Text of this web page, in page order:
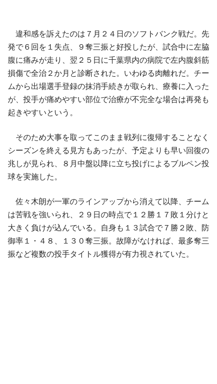
違和感を訴えたのは７月２４日のソフトバンク戦だ。先
発で６回を１失点、９奪三振と好投したが、試合中に左脇
腹に痛みが走り、翌２５日に千葉県内の病院で左内腹斜筋
損傷で全治２か月と診断された。いわゆる肉離れだ。チー
ムから出場選手登録の抹消手続きが取られ、療養に入った
が、投手が痛めやすい部位で治療が不完全な場合は再発も
起きやすいという。
そのため大事を取ってこのまま戦列に復帰することなく
シーズンを終える見方もあったが、予定よりも早い回復の
兆しが見られ、８月中盤以降に立ち投げによるブルペン投
球を実施した。
佐々木朗が一軍のラインアップから消えて以降、チーム
は苦戦を強いられ、２９日の時点で１２勝１７敗１分けと
大きく負けが込んでいる。自身も１３試合で７勝２敗、防
御率１・４８、１３０奪三振。故障がなければ、最多奪三
振など複数の投手タイトル獲得が有力視されていた。